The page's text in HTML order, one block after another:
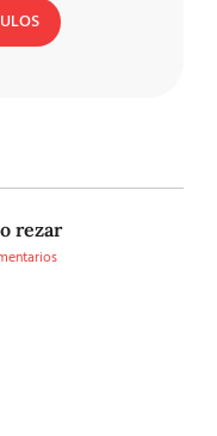
rezar